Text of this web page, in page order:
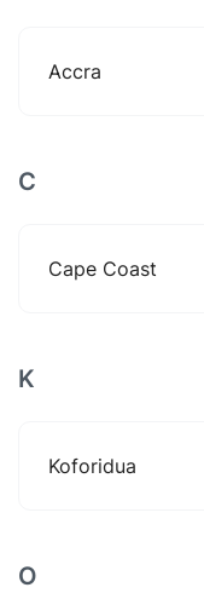
Accra
C
Cape Coast
K
Koforidua
O